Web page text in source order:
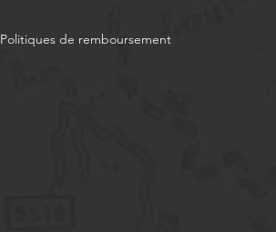
Politiques de remboursement